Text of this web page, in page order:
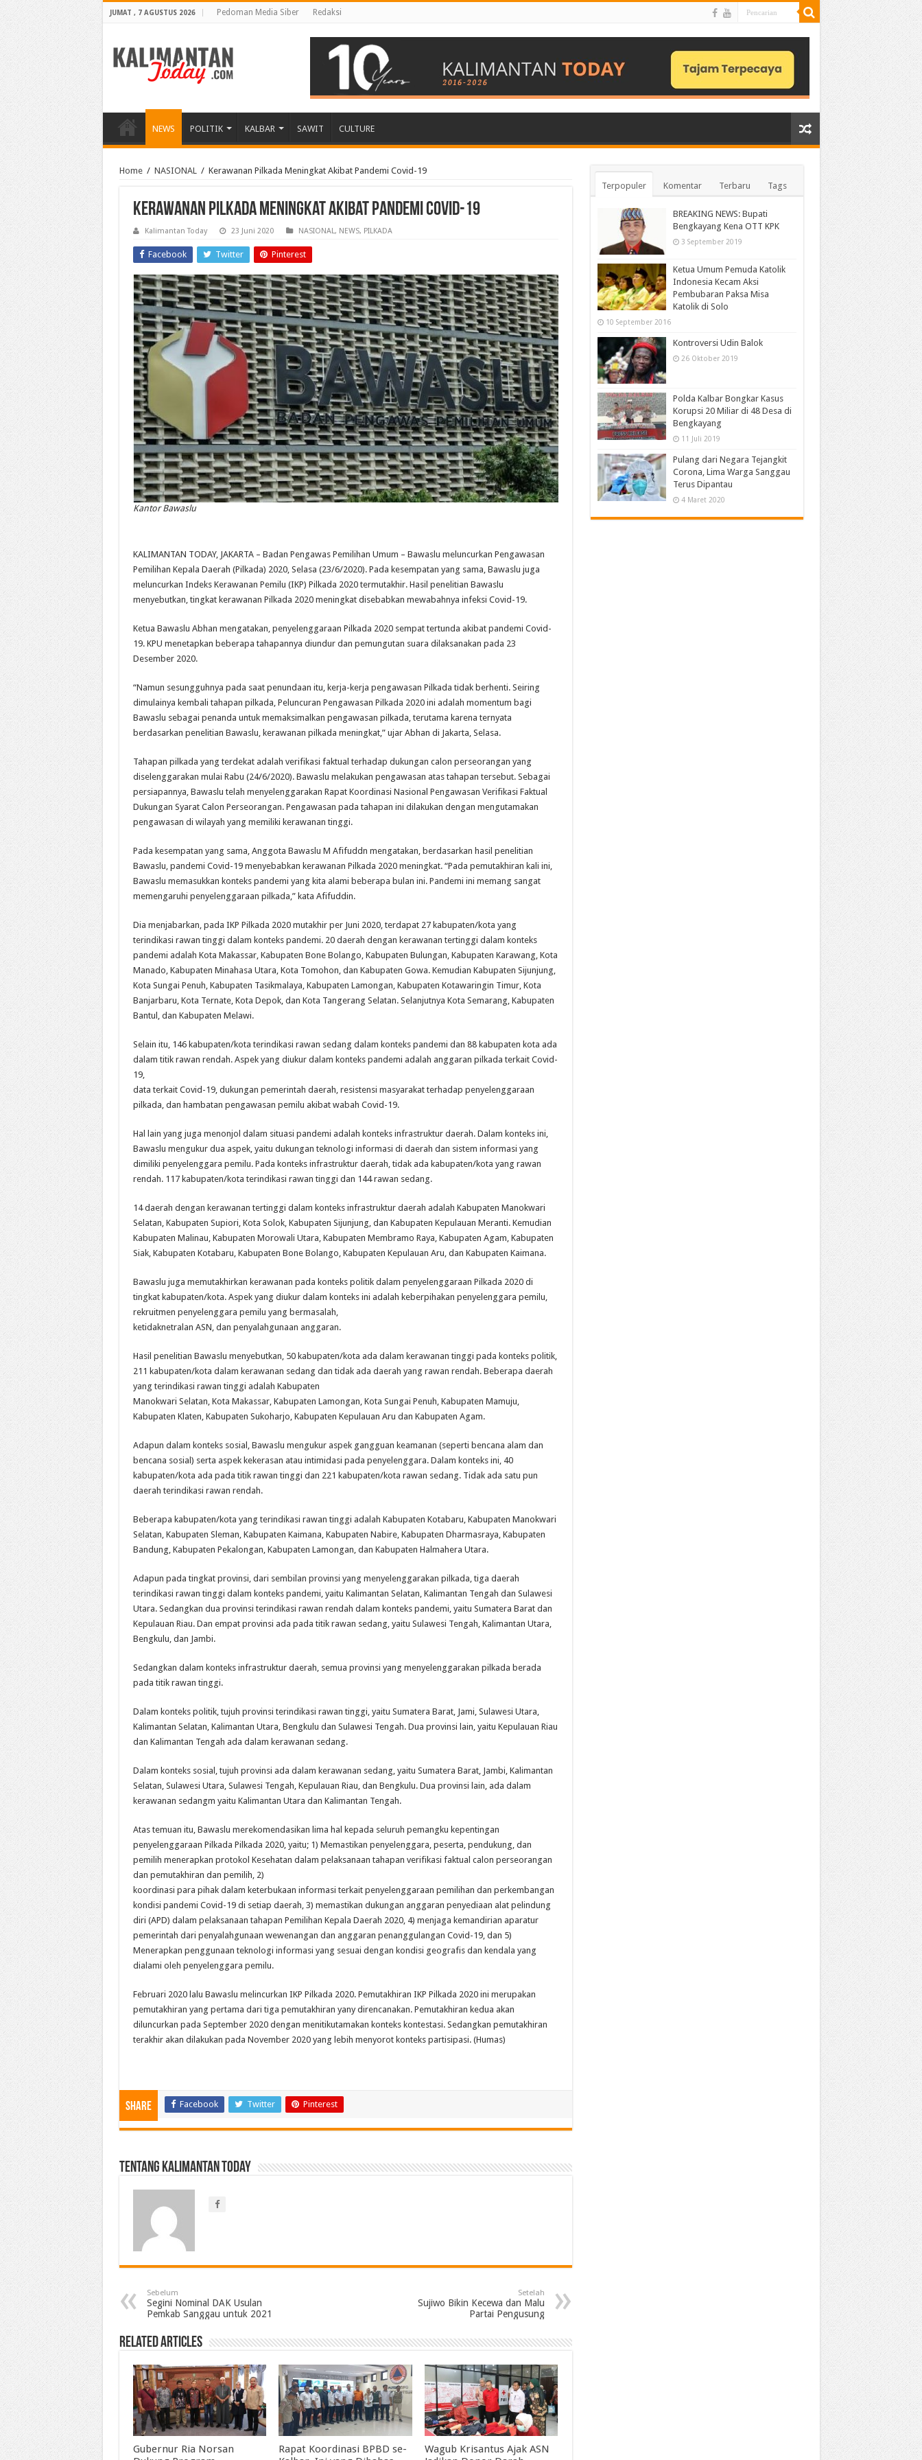
JUMAT , 7 AGUSTUS 2026 Pedoman Media Siber Redaksi
NEWS POLITIK KALBAR SAWIT CULTURE
Home / NASIONAL / Kerawanan Pilkada Meningkat Akibat Pandemi Covid-19
Kerawanan Pilkada Meningkat Akibat Pandemi Covid-19
Kalimantan Today 23 Juni 2020 NASIONAL, NEWS, PILKADA
Facebook Twitter Pinterest
Kantor Bawaslu
KALIMANTAN TODAY, JAKARTA – Badan Pengawas Pemilihan Umum – Bawaslu meluncurkan Pengawasan
Pemilihan Kepala Daerah (Pilkada) 2020, Selasa (23/6/2020). Pada kesempatan yang sama, Bawaslu juga
meluncurkan Indeks Kerawanan Pemilu (IKP) Pilkada 2020 termutakhir. Hasil penelitian Bawaslu
menyebutkan, tingkat kerawanan Pilkada 2020 meningkat disebabkan mewabahnya infeksi Covid-19.
Ketua Bawaslu Abhan mengatakan, penyelenggaraan Pilkada 2020 sempat tertunda akibat pandemi Covid-
19. KPU menetapkan beberapa tahapannya diundur dan pemungutan suara dilaksanakan pada 23
Desember 2020.
“Namun sesungguhnya pada saat penundaan itu, kerja-kerja pengawasan Pilkada tidak berhenti. Seiring
dimulainya kembali tahapan pilkada, Peluncuran Pengawasan Pilkada 2020 ini adalah momentum bagi
Bawaslu sebagai penanda untuk memaksimalkan pengawasan pilkada, terutama karena ternyata
berdasarkan penelitian Bawaslu, kerawanan pilkada meningkat,” ujar Abhan di Jakarta, Selasa.
Tahapan pilkada yang terdekat adalah verifikasi faktual terhadap dukungan calon perseorangan yang
diselenggarakan mulai Rabu (24/6/2020). Bawaslu melakukan pengawasan atas tahapan tersebut. Sebagai
persiapannya, Bawaslu telah menyelenggarakan Rapat Koordinasi Nasional Pengawasan Verifikasi Faktual
Dukungan Syarat Calon Perseorangan. Pengawasan pada tahapan ini dilakukan dengan mengutamakan
pengawasan di wilayah yang memiliki kerawanan tinggi.
Pada kesempatan yang sama, Anggota Bawaslu M Afifuddn mengatakan, berdasarkan hasil penelitian
Bawaslu, pandemi Covid-19 menyebabkan kerawanan Pilkada 2020 meningkat. “Pada pemutakhiran kali ini,
Bawaslu memasukkan konteks pandemi yang kita alami beberapa bulan ini. Pandemi ini memang sangat
memengaruhi penyelenggaraan pilkada,” kata Afifuddin.
Dia menjabarkan, pada IKP Pilkada 2020 mutakhir per Juni 2020, terdapat 27 kabupaten/kota yang
terindikasi rawan tinggi dalam konteks pandemi. 20 daerah dengan kerawanan tertinggi dalam konteks
pandemi adalah Kota Makassar, Kabupaten Bone Bolango, Kabupaten Bulungan, Kabupaten Karawang, Kota
Manado, Kabupaten Minahasa Utara, Kota Tomohon, dan Kabupaten Gowa. Kemudian Kabupaten Sijunjung,
Kota Sungai Penuh, Kabupaten Tasikmalaya, Kabupaten Lamongan, Kabupaten Kotawaringin Timur, Kota
Banjarbaru, Kota Ternate, Kota Depok, dan Kota Tangerang Selatan. Selanjutnya Kota Semarang, Kabupaten
Bantul, dan Kabupaten Melawi.
Selain itu, 146 kabupaten/kota terindikasi rawan sedang dalam konteks pandemi dan 88 kabupaten kota ada
dalam titik rawan rendah. Aspek yang diukur dalam konteks pandemi adalah anggaran pilkada terkait Covid-
19,
data terkait Covid-19, dukungan pemerintah daerah, resistensi masyarakat terhadap penyelenggaraan
pilkada, dan hambatan pengawasan pemilu akibat wabah Covid-19.
Hal lain yang juga menonjol dalam situasi pandemi adalah konteks infrastruktur daerah. Dalam konteks ini,
Bawaslu mengukur dua aspek, yaitu dukungan teknologi informasi di daerah dan sistem informasi yang
dimiliki penyelenggara pemilu. Pada konteks infrastruktur daerah, tidak ada kabupaten/kota yang rawan
rendah. 117 kabupaten/kota terindikasi rawan tinggi dan 144 rawan sedang.
14 daerah dengan kerawanan tertinggi dalam konteks infrastruktur daerah adalah Kabupaten Manokwari
Selatan, Kabupaten Supiori, Kota Solok, Kabupaten Sijunjung, dan Kabupaten Kepulauan Meranti. Kemudian
Kabupaten Malinau, Kabupaten Morowali Utara, Kabupaten Membramo Raya, Kabupaten Agam, Kabupaten
Siak, Kabupaten Kotabaru, Kabupaten Bone Bolango, Kabupaten Kepulauan Aru, dan Kabupaten Kaimana.
Bawaslu juga memutakhirkan kerawanan pada konteks politik dalam penyelenggaraan Pilkada 2020 di
tingkat kabupaten/kota. Aspek yang diukur dalam konteks ini adalah keberpihakan penyelenggara pemilu,
rekruitmen penyelenggara pemilu yang bermasalah,
ketidaknetralan ASN, dan penyalahgunaan anggaran.
Hasil penelitian Bawaslu menyebutkan, 50 kabupaten/kota ada dalam kerawanan tinggi pada konteks politik,
211 kabupaten/kota dalam kerawanan sedang dan tidak ada daerah yang rawan rendah. Beberapa daerah
yang terindikasi rawan tinggi adalah Kabupaten
Manokwari Selatan, Kota Makassar, Kabupaten Lamongan, Kota Sungai Penuh, Kabupaten Mamuju,
Kabupaten Klaten, Kabupaten Sukoharjo, Kabupaten Kepulauan Aru dan Kabupaten Agam.
Adapun dalam konteks sosial, Bawaslu mengukur aspek gangguan keamanan (seperti bencana alam dan
bencana sosial) serta aspek kekerasan atau intimidasi pada penyelenggara. Dalam konteks ini, 40
kabupaten/kota ada pada titik rawan tinggi dan 221 kabupaten/kota rawan sedang. Tidak ada satu pun
daerah terindikasi rawan rendah.
Beberapa kabupaten/kota yang terindikasi rawan tinggi adalah Kabupaten Kotabaru, Kabupaten Manokwari
Selatan, Kabupaten Sleman, Kabupaten Kaimana, Kabupaten Nabire, Kabupaten Dharmasraya, Kabupaten
Bandung, Kabupaten Pekalongan, Kabupaten Lamongan, dan Kabupaten Halmahera Utara.
Adapun pada tingkat provinsi, dari sembilan provinsi yang menyelenggarakan pilkada, tiga daerah
terindikasi rawan tinggi dalam konteks pandemi, yaitu Kalimantan Selatan, Kalimantan Tengah dan Sulawesi
Utara. Sedangkan dua provinsi terindikasi rawan rendah dalam konteks pandemi, yaitu Sumatera Barat dan
Kepulauan Riau. Dan empat provinsi ada pada titik rawan sedang, yaitu Sulawesi Tengah, Kalimantan Utara,
Bengkulu, dan Jambi.
Sedangkan dalam konteks infrastruktur daerah, semua provinsi yang menyelenggarakan pilkada berada
pada titik rawan tinggi.
Dalam konteks politik, tujuh provinsi terindikasi rawan tinggi, yaitu Sumatera Barat, Jami, Sulawesi Utara,
Kalimantan Selatan, Kalimantan Utara, Bengkulu dan Sulawesi Tengah. Dua provinsi lain, yaitu Kepulauan Riau
dan Kalimantan Tengah ada dalam kerawanan sedang.
Dalam konteks sosial, tujuh provinsi ada dalam kerawanan sedang, yaitu Sumatera Barat, Jambi, Kalimantan
Selatan, Sulawesi Utara, Sulawesi Tengah, Kepulauan Riau, dan Bengkulu. Dua provinsi lain, ada dalam
kerawanan sedangm yaitu Kalimantan Utara dan Kalimantan Tengah.
Atas temuan itu, Bawaslu merekomendasikan lima hal kepada seluruh pemangku kepentingan
penyelenggaraan Pilkada Pilkada 2020, yaitu; 1) Memastikan penyelenggara, peserta, pendukung, dan
pemilih menerapkan protokol Kesehatan dalam pelaksanaan tahapan verifikasi faktual calon perseorangan
dan pemutakhiran dan pemilih, 2)
koordinasi para pihak dalam keterbukaan informasi terkait penyelenggaraan pemilihan dan perkembangan
kondisi pandemi Covid-19 di setiap daerah, 3) memastikan dukungan anggaran penyediaan alat pelindung
diri (APD) dalam pelaksanaan tahapan Pemilihan Kepala Daerah 2020, 4) menjaga kemandirian aparatur
pemerintah dari penyalahgunaan wewenangan dan anggaran penanggulangan Covid-19, dan 5)
Menerapkan penggunaan teknologi informasi yang sesuai dengan kondisi geografis dan kendala yang
dialami oleh penyelenggara pemilu.
Februari 2020 lalu Bawaslu melincurkan IKP Pilkada 2020. Pemutakhiran IKP Pilkada 2020 ini merupakan
pemutakhiran yang pertama dari tiga pemutakhiran yany direncanakan. Pemutakhiran kedua akan
diluncurkan pada September 2020 dengan menitikutamakan konteks kontestasi. Sedangkan pemutakhiran
terakhir akan dilakukan pada November 2020 yang lebih menyorot konteks partisipasi. (Humas)
Share Facebook Twitter Pinterest
Tentang Kalimantan Today
Sebelum
Segini Nominal DAK Usulan
Pemkab Sanggau untuk 2021
Setelah
Sujiwo Bikin Kecewa dan Malu
Partai Pengusung
Related Articles
Gubernur Ria Norsan
Rapat Koordinasi BPBD se-
Wagub Krisantus Ajak ASN
Terpopuler Komentar Terbaru Tags
BREAKING NEWS: Bupati
Bengkayang Kena OTT KPK
3 September 2019
Ketua Umum Pemuda Katolik
Indonesia Kecam Aksi
Pembubaran Paksa Misa
Katolik di Solo
10 September 2016
Kontroversi Udin Balok
26 Oktober 2019
Polda Kalbar Bongkar Kasus
Korupsi 20 Miliar di 48 Desa di
Bengkayang
11 Juli 2019
Pulang dari Negara Tejangkit
Corona, Lima Warga Sanggau
Terus Dipantau
4 Maret 2020